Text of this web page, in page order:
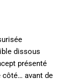
dissous
présenté
côté… avant de